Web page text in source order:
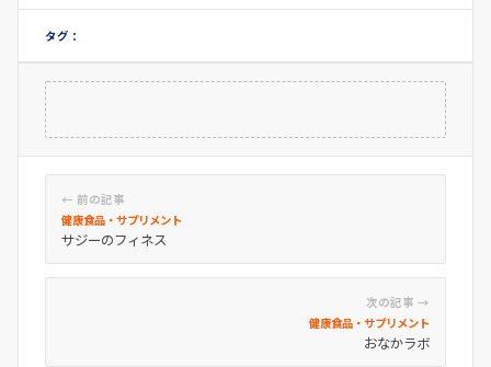
タグ：
← 前の記事
健康食品・サプリメント
サジーのフィネス
次の記事 →
健康食品・サプリメント
おなかラボ